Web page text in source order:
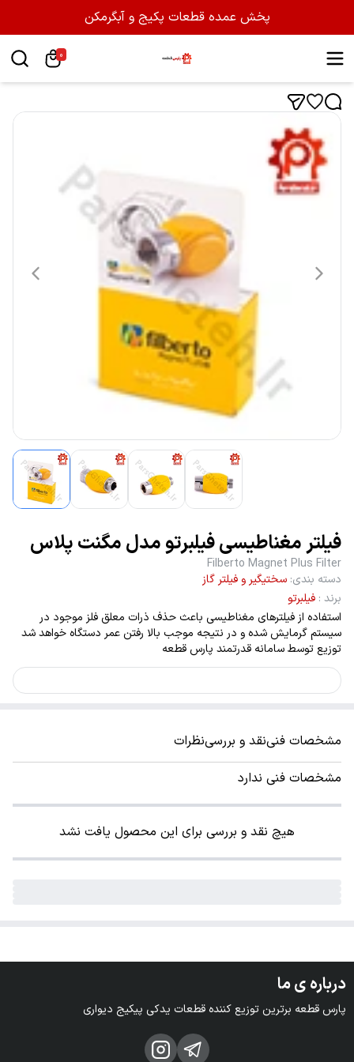
پخش عمده قطعات پکیج و آبگرمکن
0
فیلتر مغناطیسی فیلبرتو مدل مگنت پلاس
Filberto Magnet Plus Filter
دسته بندی: سختیگیر و فیلتر گاز
برند : فیلبرتو
استفاده از فیلترهای مغناطیسی باعث حذف ذرات معلق فلز موجود در
سیستم گرمایش شده و در نتیجه موجب بالا رفتن عمر دستگاه خواهد شد
توزیع توسط سامانه قدرتمند پارس قطعه
مشخصات فنینقد و بررسینظرات
مشخصات فنی ندارد
هیچ نقد و بررسی برای این محصول یافت نشد
درباره ی ما
پارس قطعه برترین توزیع کننده قطعات یدکی پیکیج دیواری